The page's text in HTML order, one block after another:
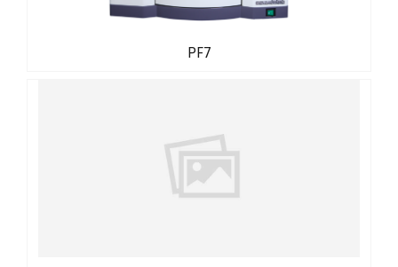
PF7